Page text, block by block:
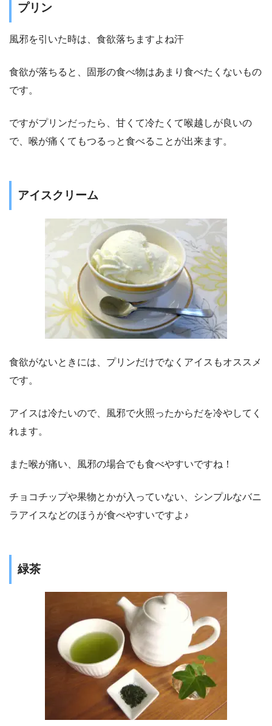
プリン
風邪を引いた時は、食欲落ちますよね汗
食欲が落ちると、固形の食べ物はあまり食べたくないもの
です。
ですがプリンだったら、甘くて冷たくて喉越しが良いの
で、喉が痛くてもつるっと食べることが出来ます。
アイスクリーム
食欲がないときには、プリンだけでなくアイスもオススメ
です。
アイスは冷たいので、風邪で火照ったからだを冷やしてく
れます。
また喉が痛い、風邪の場合でも食べやすいですね！
チョコチップや果物とかが入っていない、シンプルなバニ
ラアイスなどのほうが食べやすいですよ♪
緑茶